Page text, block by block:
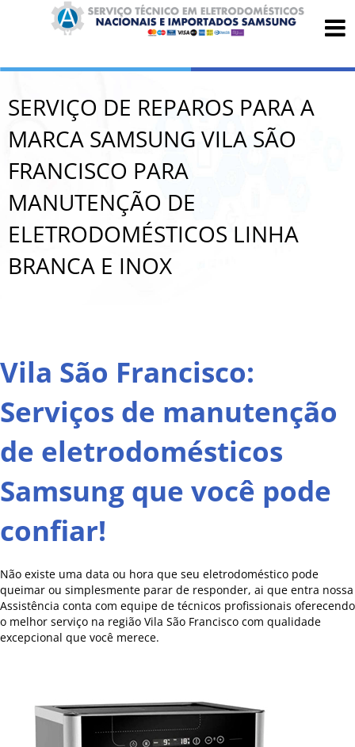
SERVIÇO DE REPAROS PARA A
MARCA SAMSUNG VILA SÃO
FRANCISCO PARA
MANUTENÇÃO DE
ELETRODOMÉSTICOS LINHA
BRANCA E INOX
Vila São Francisco:
Serviços de manutenção
de eletrodomésticos
Samsung que você pode
confiar!
Não existe uma data ou hora que seu eletrodoméstico pode
queimar ou simplesmente parar de responder, ai que entra nossa
Assistência conta com equipe de técnicos profissionais oferecendo
o melhor serviço na região Vila São Francisco com qualidade
excepcional que você merece.